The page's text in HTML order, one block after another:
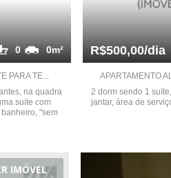
0m²
0
PARA TE...
na quadra
suite com
"sem
R$500,00/dia
APARTAMENTO
2 dorm sendo 1
jantar, área de
IMÓVEL